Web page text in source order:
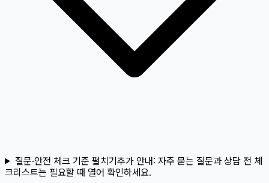
질문·안전 체크 기준 펼치기추가 안내: 자주 묻는 질문과 상담 전 체
크리스트는 필요할 때 열어 확인하세요.